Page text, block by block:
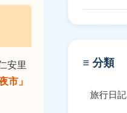
安里
市」
≡ 分類
旅行日記